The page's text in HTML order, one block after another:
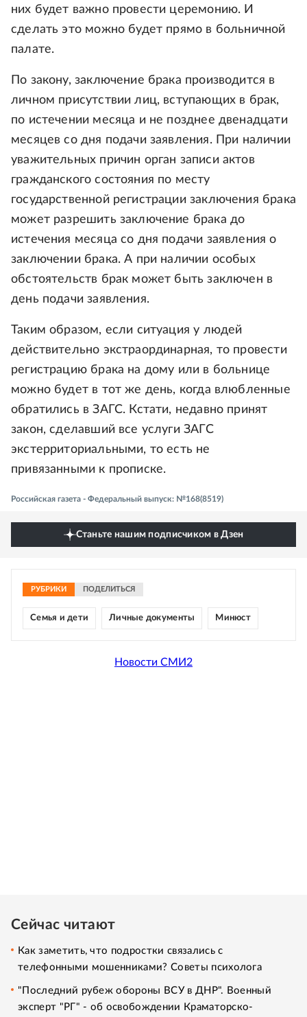
них будет важно провести церемонию. И
сделать это можно будет прямо в больничной
палате.
По закону, заключение брака производится в
личном присутствии лиц, вступающих в брак,
по истечении месяца и не позднее двенадцати
месяцев со дня подачи заявления. При наличии
уважительных причин орган записи актов
гражданского состояния по месту
государственной регистрации заключения брака
может разрешить заключение брака до
истечения месяца со дня подачи заявления о
заключении брака. А при наличии особых
обстоятельств брак может быть заключен в
день подачи заявления.
Таким образом, если ситуация у людей
действительно экстраординарная, то провести
регистрацию брака на дому или в больнице
можно будет в тот же день, когда влюбленные
обратились в ЗАГС. Кстати, недавно принят
закон, сделавший все услуги ЗАГС
экстерриториальными, то есть не
привязанными к прописке.
Российская газета - Федеральный выпуск: №168(8519)
Станьте нашим подписчиком в Дзен
РУБРИКИ ПОДЕЛИТЬСЯ
Семья и дети Личные документы Минюст
Новости СМИ2
Сейчас читают
Как заметить, что подростки связались с
телефонными мошенниками? Советы психолога
"Последний рубеж обороны ВСУ в ДНР". Военный
эксперт "РГ" - об освобождении Краматорско-